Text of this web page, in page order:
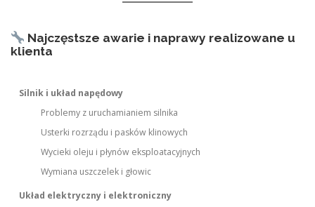
Najczęstsze awarie i naprawy realizowane u
klienta
Silnik i układ napędowy
Problemy z uruchamianiem silnika
Usterki rozrządu i pasków klinowych
Wycieki oleju i płynów eksploatacyjnych
Wymiana uszczelek i głowic
Układ elektryczny i elektroniczny